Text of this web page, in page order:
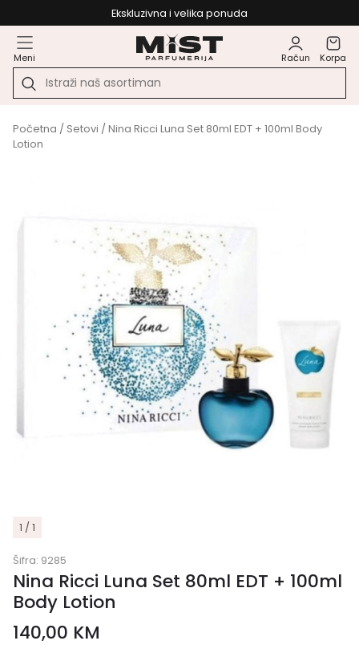
Ekskluzivna i velika ponuda
Meni Račun Korpa
Početna / Setovi / Nina Ricci Luna Set 80ml EDT + 100ml Body
Lotion
1 / 1
Šifra: 9285
Nina Ricci Luna Set 80ml EDT + 100ml
Body Lotion
140,00 KM